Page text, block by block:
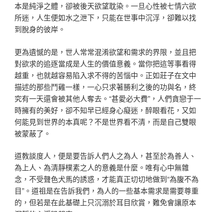
本是純淨之體，卻被後天欲望耽染。一旦心性被七情六欲
所迷，人生便如水之泄下，只能在世事中沉浮，卻難以找
到脫身的彼岸。
更為遺憾的是，世人常常混淆欲望和需求的界限，並且把
對欲求的追逐當成是人生的價值意義。當你把這等事看得
越重，也就越容易陷入求不得的苦惱中。正如莊子在文中
描述的那些鬥雞一樣，一心只求著勝利之後的功與名，終
究有一天還會被其他人奪去。“甚愛必大費”，人們貪戀于一
時擁有的美好，卻不知早已經身心癡迷，醉眼看花，又如
何能見到世界的本真呢？不是世界看不清，而是自己雙眼
被蒙蔽了。
道教談度人，便是要告訴人們人之為人，甚至於為善人、
為上人、為清靜樸素之人的意義是什麼。唯有心中無雜
念，不受聲色犬馬的誘惑，才能真正切切地做到“為腹不為
目”。道祖是在告訴我們，為人的一些基本需求是需要尊重
的，但若是在此基礎上只沉溺於耳目欣賞，難免會讓原本